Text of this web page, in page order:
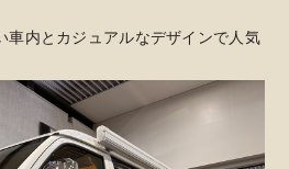
車内とカジュアルなデザインで人気